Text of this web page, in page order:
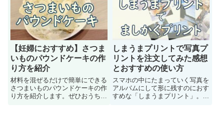
【妊婦におすすめ】さつま
いものパウンドケーキの作
り方を紹介
材料を混ぜるだけで簡単にできる
さつまいものパウンドケーキの作
り方を紹介します。ぜひおうちで
しまうまプリントで写真プ
リントを注文してみた感想
とおすすめの使い方
スマホの中にたまっていく写真を
アルバムにして形に残すのにおす
すめな「しまうまプリント」。私